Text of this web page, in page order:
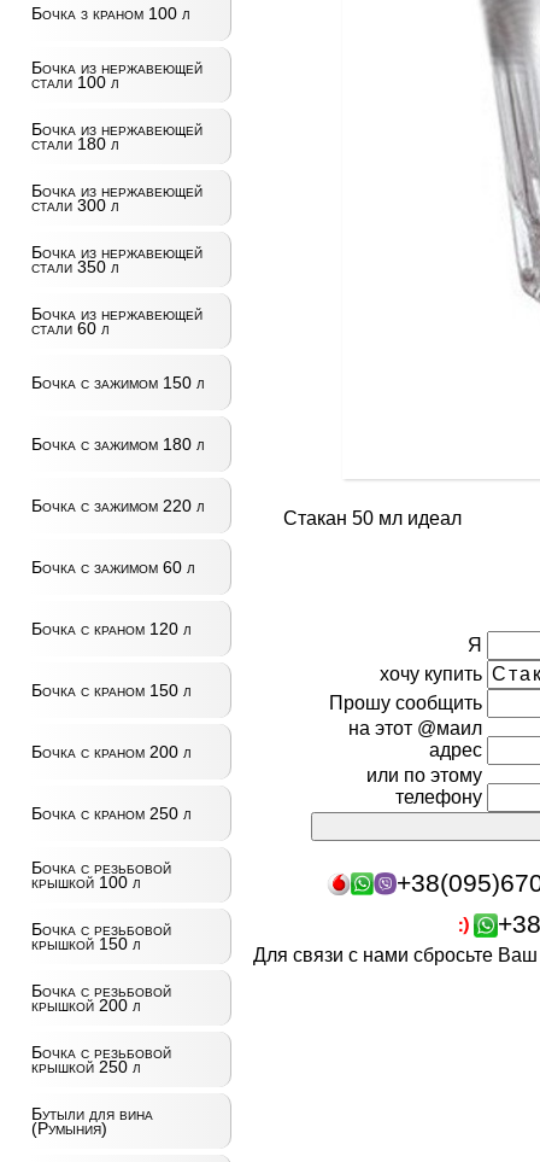
Бочка з краном 100 л
Бочка из нержавеющей
стали 100 л
Бочка из нержавеющей
стали 180 л
Бочка из нержавеющей
стали 300 л
Бочка из нержавеющей
стали 350 л
Бочка из нержавеющей
стали 60 л
Бочка с зажимом 150 л
Бочка с зажимом 180 л
Бочка с зажимом 220 л
Бочка с зажимом 60 л
Бочка с краном 120 л
Бочка с краном 150 л
Бочка с краном 200 л
Бочка с краном 250 л
Бочка с резьбовой
крышкой 100 л
Бочка с резьбовой
крышкой 150 л
Бочка с резьбовой
крышкой 200 л
Бочка с резьбовой
крышкой 250 л
Бутыли для вина
(Румыния)
Стакан 50 мл идеал
Я
хочу купить
Прошу сообщить
на этот @маил
адрес
или по этому
телефону
Для связи с нами сбросьте